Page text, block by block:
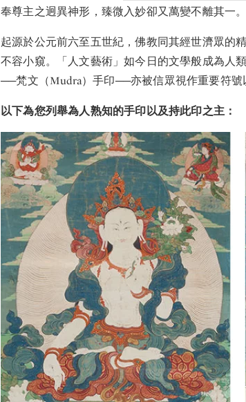
奉尊主之迥異神形，臻微入妙卻又萬變不離其一。
起源於公元前六至五世紀，佛教同其經世濟眾的
不容小窺。「人文藝術」如今日的文學般成為人
──梵文（Mudra）手印──亦被信眾視作重要符號
以下為您列舉為人熟知的手印以及持此印之主：